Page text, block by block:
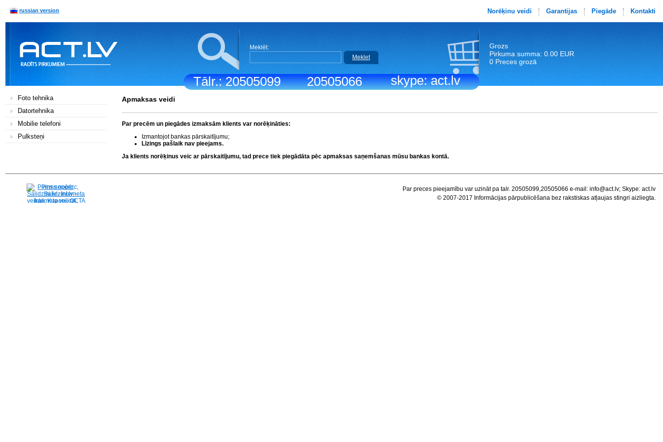
Tālr.: 20505099 20505066 skype: act.lv
russian version Norēķinu veidi Garantijas Piegāde Kontakti
Meklēt:
Meklet
Grozs
Pirkuma summa: 0.00 EUR
0 Preces grozā
Foto tehnika
Datortehnika
Mobilie telefoni
Pulksteņi
Apmaksas veidi
Par precēm un piegādes izmaksām klients var norēķināties:
Izmantojot bankas pārskaitījumu;
Līzings pašlaik nav pieejams.
Ja klients norēķinus veic ar pārskaitījumu, tad prece tiek piegādāta pēc apmaksas saņemšanas mūsu bankas kontā.
Pirms nopērc,
Salidzini.lv - Interneta
veikali, Kuponi, OCTA
Par preces pieejamību var uzināt pa talr. 20505099,20505066 e-mail: info@act.lv; Skype: act.lv
© 2007-2017 Informācijas pārpublicēšana bez rakstiskas atļaujas stingri aizliegta.